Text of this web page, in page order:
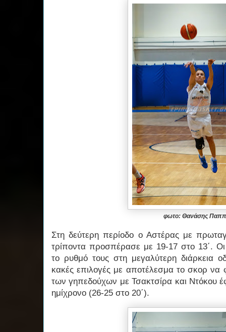
φωτο: Θανάσης
Στη δεύτερη περίοδο ο Αστέρας με
τρίποντα προσπέρασε με 19-17 στο 13΄. Οι
το ρυθμό τους στη μεγαλύτερη διάρκεια
κακές επιλογές με αποτέλεσμα το σκορ να
των γηπεδούχων με Τσακτσίρα και Ντόκου
ημίχρονο (26-25 στο 20΄).